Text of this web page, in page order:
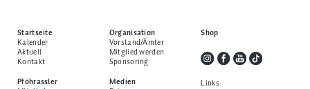
Startseite
Kalender
Aktuell
Kontakt
Pföhrassler
Organisation
Vorstand/Ämter
Mitglied werden
Sponsoring
Medien
Shop
Links